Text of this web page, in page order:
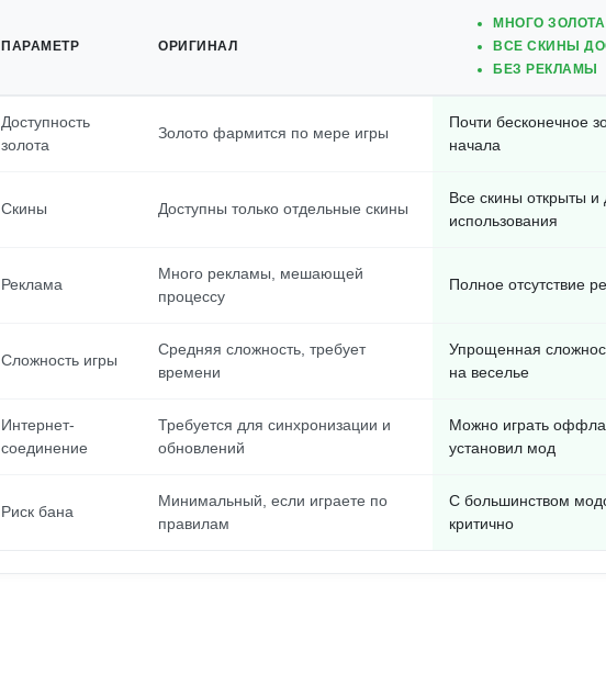
ПАРАМЕТР ОРИГИНАЛ
МНОГО ЗОЛОТА
ВСЕ СКИНЫ
БЕЗ РЕКЛАМЫ
Доступность
золота
Золото фармится по мере игры
Почти бесконечное
начала
Скины Доступны только отдельные скины
Все скины открыты и
использования
Реклама
Много рекламы, мешающей
процессу
Полное отсутствие
Сложность игры
Средняя сложность, требует
времени
Упрощенная
на веселье
Интернет-
соединение
Требуется для синхронизации и
обновлений
Можно играть
установил мод
Риск бана
Минимальный, если играете по
правилам
С большинством
критично